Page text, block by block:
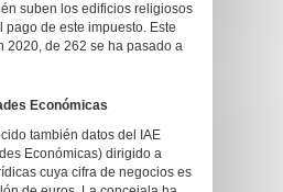
suben los edificios religiosos
pago de este impuesto. Este
2020, de 262 se ha pasado a
Económicas
también datos del IAE
Económicas) dirigido a
cuya cifra de negocios es